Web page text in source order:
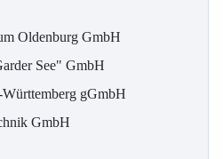
Oldenburg GmbH
See" GmbH
gGmbH
GmbH